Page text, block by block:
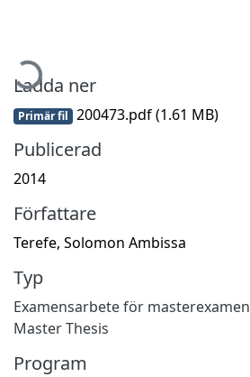
Ladda ner
Primär fil 200473.pdf(1.61 MB)
Publicerad
2014
Författare
Terefe, Solomon Ambissa
Typ
Examensarbete för masterexamen
Master Thesis
Program